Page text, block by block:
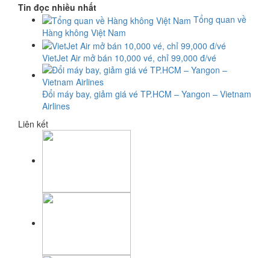
Tin đọc nhiều nhất
Tổng quan về
Hàng không Việt Nam
VietJet Air mở bán 10,000 vé, chỉ 99,000 đ/vé
Đổi máy bay, giảm giá vé TP.HCM – Yangon – Vietnam
Airlines
Liên kết